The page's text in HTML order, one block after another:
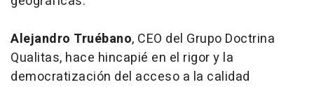
Alejandro Truébano, CEO del Grupo Doctrina
Qualitas, hace hincapié en el rigor y la
democratización del acceso a la calidad